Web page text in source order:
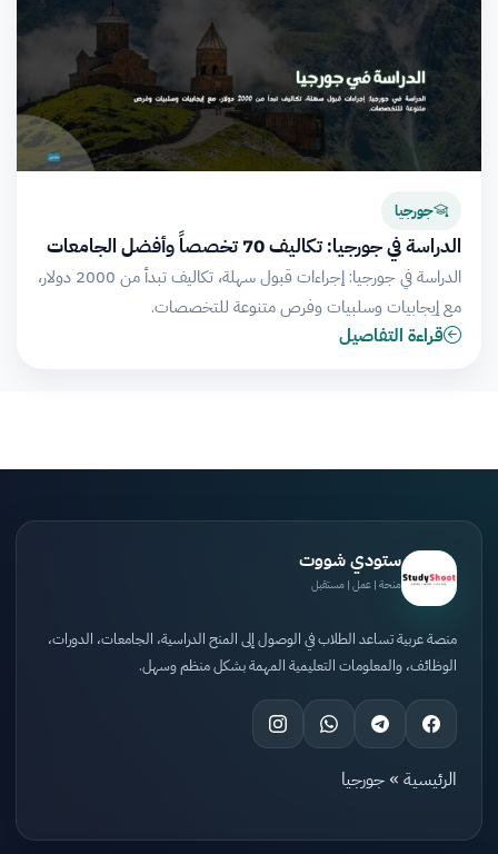
جورجيا
الدراسة في جورجيا: تكاليف 70 تخصصاً وأفضل الجامعات
الدراسة في جورجيا: إجراءات قبول سهلة، تكاليف تبدأ من 2000 دولار،
مع إيجابيات وسلبيات وفرص متنوعة للتخصصات.
قراءة التفاصيل
ستودي شووت
منحة | عمل | مستقبل
منصة عربية تساعد الطلاب في الوصول إلى المنح الدراسية، الجامعات، الدورات،
الوظائف، والمعلومات التعليمية المهمة بشكل منظم وسهل.
الرئيسية » جورجيا